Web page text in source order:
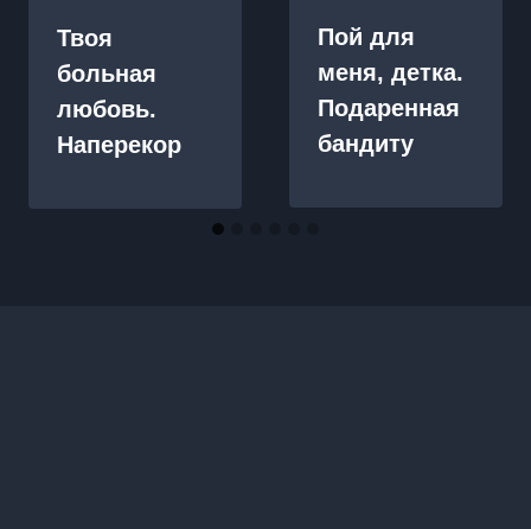
Твоя
больная
любовь.
Наперекор
Пой для
меня, детка.
Подаренная
бандиту